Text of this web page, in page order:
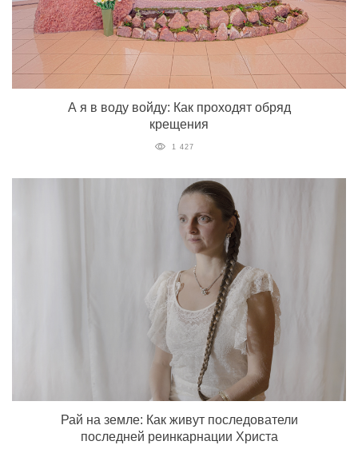
А я в воду войду: Как проходят обряд
крещения
1 427
Рай на земле: Как живут последователи
последней реинкарнации Христа